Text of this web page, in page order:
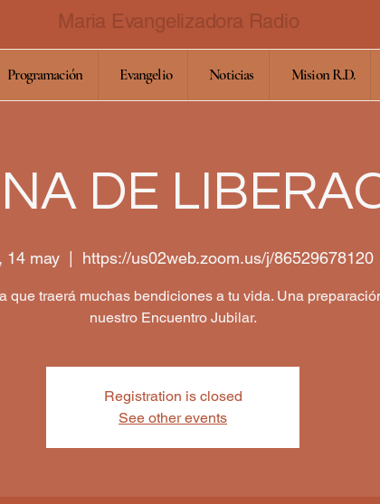
Maria Evangelizadora Radio
Programación Evangelio Noticias Mision R.D.
DE
14 may https://us02web.zoom.us/j/86529678120
que traerá muchas bendiciones a tu vida. Una
nuestro Encuentro Jubilar.
Registration is closed
See other events